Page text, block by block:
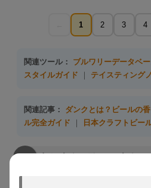
1 2 3 4
関連ツール： ブルワリーデータベ
スタイルガイド
テイスティング
関連記事： ダンクとは？ビールの
ル完全ガイド
日本クラフトビー